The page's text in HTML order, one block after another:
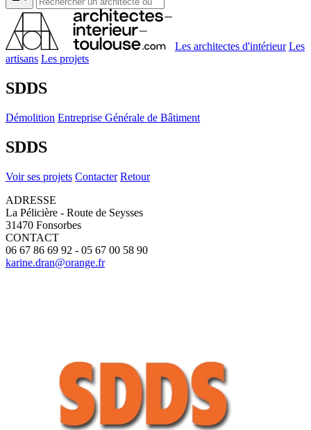
Les architectes d'intérieur Les
artisans Les projets
SDDS
Démolition Entreprise Générale de Bâtiment
SDDS
Voir ses projets Contacter Retour
ADRESSE
La Pélicière - Route de Seysses
31470 Fonsorbes
CONTACT
06 67 86 69 92 - 05 67 00 58 90
karine.dran@orange.fr